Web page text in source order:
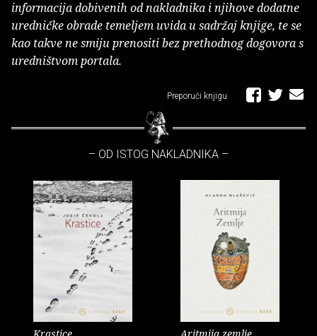
informacija dobivenih od nakladnika i njihove dodatne
uredničke obrade temeljem uvida u sadržaj knjige, te se
kao takve ne smiju prenositi bez prethodnog dogovora s
uredništvom portala.
Preporuči knjigu
– OD ISTOG NAKLADNIKA –
Krastice Aritmija zemlje